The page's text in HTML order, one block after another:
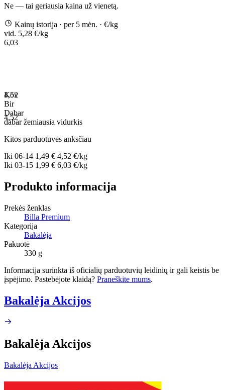
Ne — tai geriausia kaina už vienetą.
Kainų istorija · per 5 mėn. · €/kg
vid. 5,28 €/kg
6,03
4,52
4,52
Kov
Bir
Dabar
dabaržemiausia vidurkis
Kitos parduotuvės anksčiau
Iki 06-14 1,49 € 4,52 €/kg
Iki 03-15 1,99 € 6,03 €/kg
Produkto informacija
Prekės ženklas
Billa Premium
Kategorija
Bakalėja
Pakuotė
330 g
Informacija surinkta iš oficialių parduotuvių leidinių ir gali keistis be
įspėjimo. Pastebėjote klaidą? Praneškite mums.
Bakalėja Akcijos
Bakalėja Akcijos
Bakalėja Akcijos